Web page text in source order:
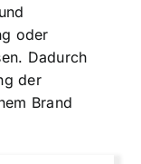
oder
Dadurch
der
Brand